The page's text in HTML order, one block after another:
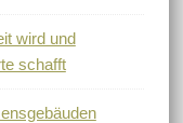
wird und
schafft